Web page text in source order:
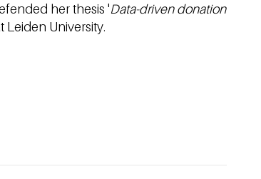
her thesis 'Data-driven donation
Leiden University.